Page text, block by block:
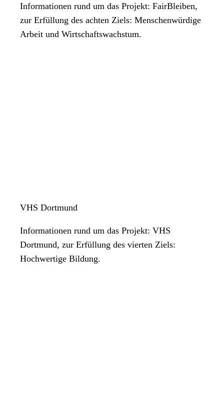
Informationen rund um das Projekt: FairBleiben,
zur Erfüllung des achten Ziels: Menschenwürdige
Arbeit und Wirtschaftswachstum.
VHS Dortmund
Informationen rund um das Projekt: VHS
Dortmund, zur Erfüllung des vierten Ziels:
Hochwertige Bildung.